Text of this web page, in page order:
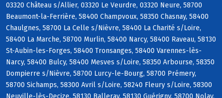
03320 Château s/Allier, 03320 Le Veurdre, 03320 Neure, 58700
Beaumont-la-Ferrière, 58400 Champvoux, 58350 Chasnay, 58400
Chaulgnes, 58700 La Celle s/Nièvre, 58400 La Charité s/Loire,
58400 La Marche, 58700 Murlin, 58400 Narcy, 58400 Raveau, 58130
St-Aubin-les-Forges, 58400 Tronsanges, 58400 Varennes-lès-
Narcy, 58400 Bulcy, 58400 Mesves s/Loire, 58350 Arbourse, 58350
Dompierre s/Nièvre, 58700 Lurcy-le-Bourg, 58700 Prémery,
58700 Sichamps, 58300 Avril s/Loire, 58240 Fleury s/Loire, 58300
Neuville-lès-Decize, 58130 Balleray, 58130 Guérigny, 58700 Nolay,